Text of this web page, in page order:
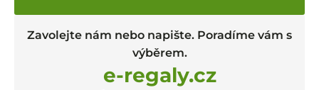
Zavolejte nám nebo napište. Poradíme vám s
výběrem.
e-regaly.cz